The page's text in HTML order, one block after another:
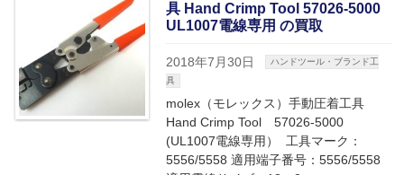
具 Hand Crimp Tool 57026-5000
UL1007電線専用 の買取
2018年7月30日
ハンドツール・ブランド工
具
molex（モレックス）手動圧着工具
Hand Crimp Tool 57026-5000
(UL1007電線専用） 工具マーク：
5556/5558 適用端子番号：5556/5558